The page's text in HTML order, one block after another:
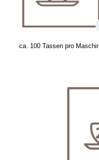
ca. 100 Tassen pro